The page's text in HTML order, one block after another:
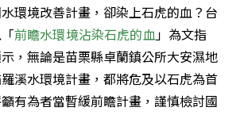
環境改善計畫，卻染上石虎的血？台
前瞻水環境沾染石虎的血」為文指
，無論是苗栗縣卓蘭鎮公所大安濕地
溪水環境計畫，都將危及以石虎為首
有為者當暫緩前瞻計畫，謹慎檢討國